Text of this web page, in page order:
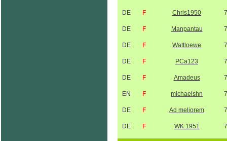
DE F Chris1950
DE F Manpantau
DE F Wattloewe
DE F PCa123
DE F Amadeus
EN F michaelshn
DE F Ad meliorem
DE F WK 1951